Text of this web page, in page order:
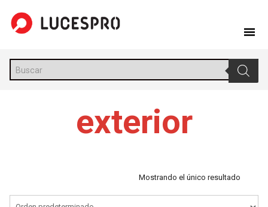
content
Búsqueda
de
productos
exterior
Mostrando el único resultado